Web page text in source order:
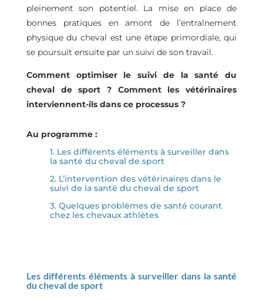
pleinement son potentiel. La mise en place de
bonnes pratiques en amont de l’entraînement
physique du cheval est une étape primordiale, qui
se poursuit ensuite par un suivi de son travail.
Comment optimiser le suivi de la santé du
cheval de sport ? Comment les vétérinaires
interviennent-ils dans ce processus ?
Au programme :
1. Les différents éléments à surveiller dans
la santé du cheval de sport
2. L’intervention des vétérinaires dans le
suivi de la santé du cheval de sport
3. Quelques problèmes de santé courant
chez les chevaux athlètes
Les différents éléments à surveiller dans la santé
du cheval de sport